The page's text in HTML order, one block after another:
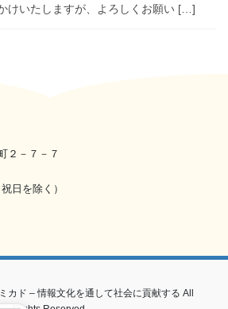
けいたしますが、よろしくお願い […]
２－７－７
日を除く）
カド – 情報文化を通して社会に貢献する All